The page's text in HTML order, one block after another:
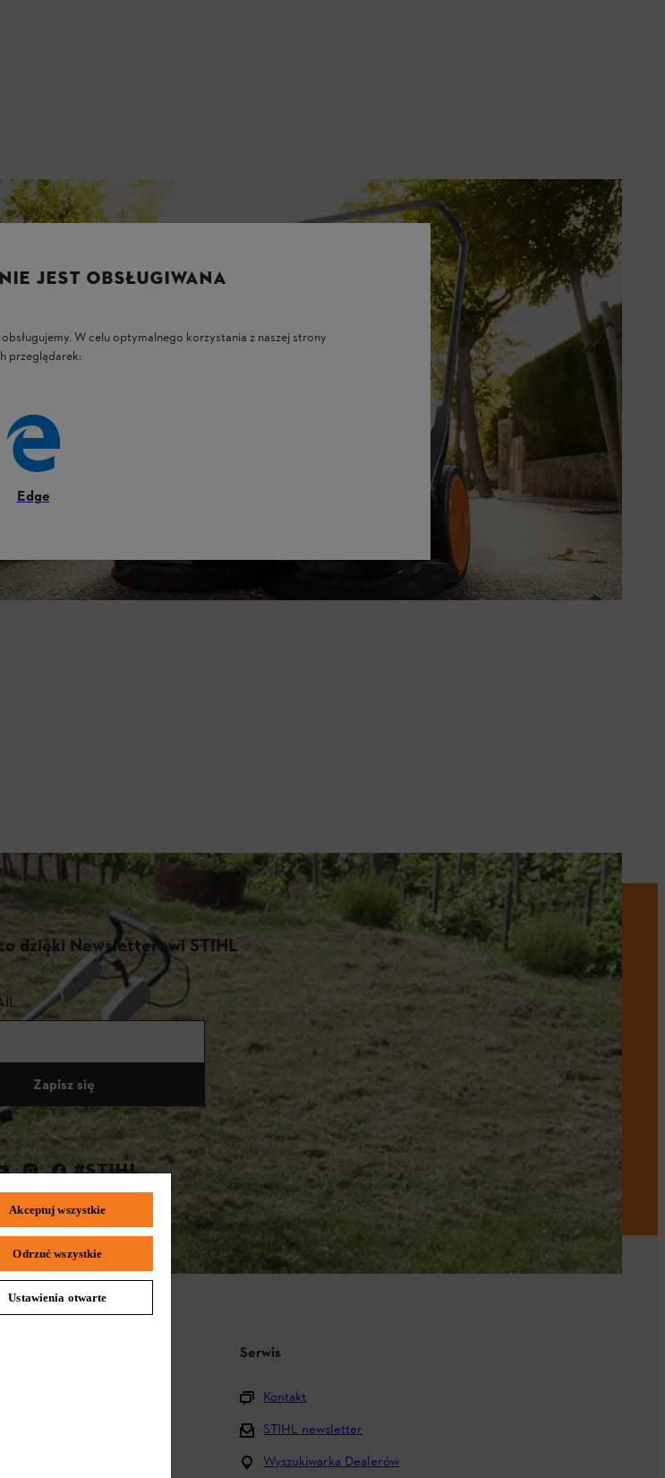
dzięki Newsletterowi STIHL
Zapisz się
#STIHL
Serwis
Kontakt
STIHL newsletter
Wyszukiwarka Dealerów
JEST OBSŁUGIWANA
W celu optymalnego korzystania z naszej strony
przeglądarek:
Edge
Akceptuj wszystkie
Odrzuć wszystkie
Ustawienia otwarte